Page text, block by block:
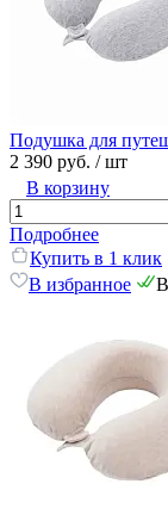
Подушка для
2 390 руб. / шт
В корзину
Подробнее
Купить в 1 клик
В избранное